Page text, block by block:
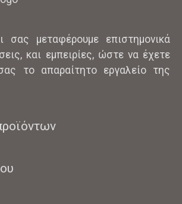
σας μεταφέρουμε επιστημονικά
και εμπειρίες, ώστε να έχετε
το απαραίτητο εργαλείο της